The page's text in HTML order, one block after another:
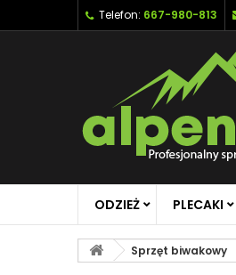
Telefon: 667-980-813
ODZIEŻ PLECAKI
Sprzęt biwakowy